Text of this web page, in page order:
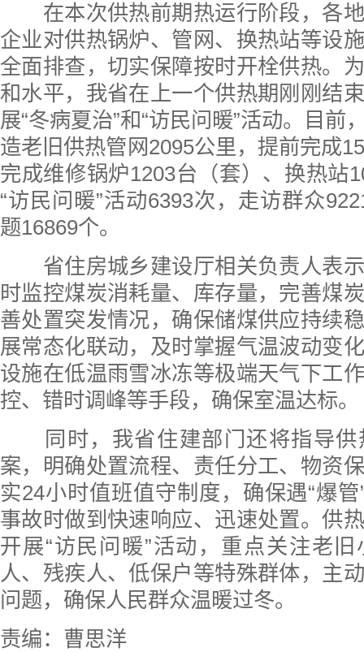
在本次供热前期热运行阶段，各地
企业对供热锅炉、管网、换热站等设
全面排查，切实保障按时开栓供热。
和水平，我省在上一个供热期刚刚结
展“冬病夏治”和“访民问暖”活动。目前
造老旧供热管网2095公里，提前完成
完成维修锅炉1203台（套）、换热站
“访民问暖”活动6393次，走访群众
题16869个。
省住房城乡建设厅相关负责人表示
时监控煤炭消耗量、库存量，完善煤
善处置突发情况，确保储煤供应持续
展常态化联动，及时掌握气温波动变
设施在低温雨雪冰冻等极端天气下工
控、错时调峰等手段，确保室温达标。
同时，我省住建部门还将指导供
案，明确处置流程、责任分工、物资
实24小时值班值守制度，确保遇“爆管
事故时做到快速响应、迅速处置。供
开展“访民问暖”活动，重点关注老
人、残疾人、低保户等特殊群体，主
问题，确保人民群众温暖过冬。
责编：曹思洋